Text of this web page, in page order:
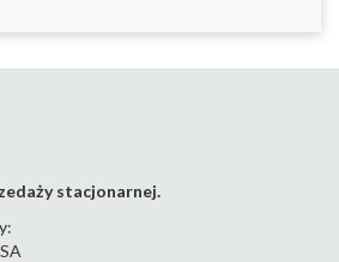
stacjonarnej.